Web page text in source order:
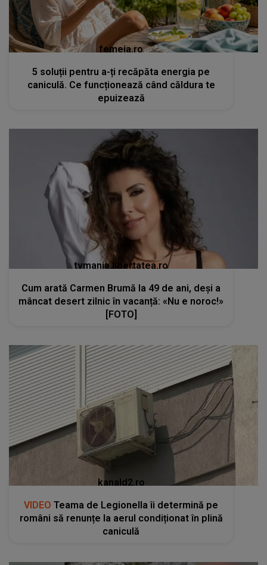
femeia.ro
5 soluții pentru a-ți recăpăta energia pe
caniculă. Ce funcționează când căldura te
epuizează
tvmania.libertatea.ro
Cum arată Carmen Brumă la 49 de ani, deși a
mâncat desert zilnic în vacanță: «Nu e noroc!»
[FOTO]
kanald2.ro
VIDEO Teama de Legionella îi determină pe
români să renunțe la aerul condiționat în plină
caniculă